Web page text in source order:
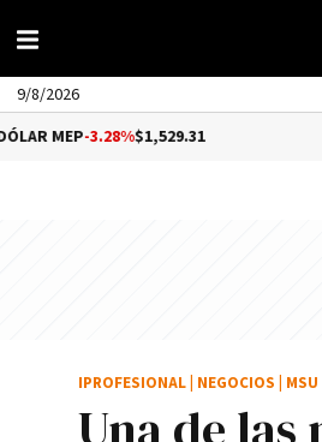
9/8/2026
-3.28%$1,529.31
Una de las
IPROFESIONAL NEGOCIOS MSU